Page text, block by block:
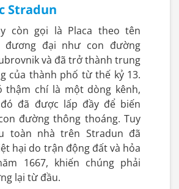
Stradun
còn gọi là Placa theo tên
đương đại như con đường
và đã trở thành trung
của thành phố từ thế kỷ 13.
thậm chí là một dòng kênh,
đã được lấp đầy để biến
đường thông thoáng. Tuy
toàn nhà trên Stradun đã
hại do trận động đất và hỏa
1667, khiến chúng phải
lại từ đầu.